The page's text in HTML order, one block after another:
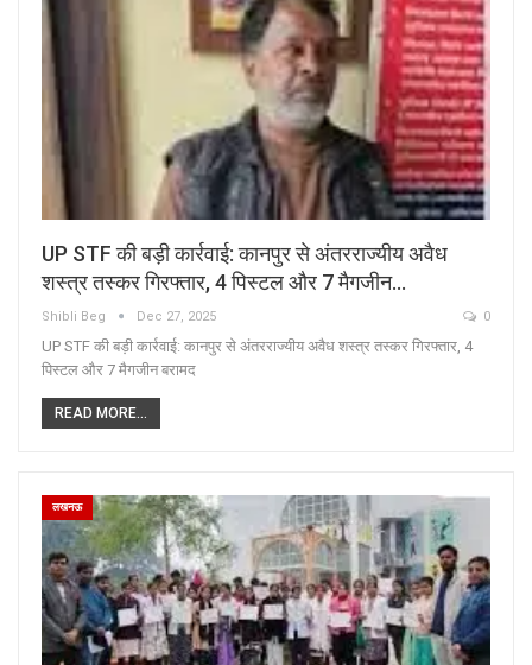
UP STF की बड़ी कार्रवाई: कानपुर से अंतरराज्यीय अवैध
शस्त्र तस्कर गिरफ्तार, 4 पिस्टल और 7 मैगजीन…
Shibli Beg Dec 27, 2025 0
UP STF की बड़ी कार्रवाई: कानपुर से अंतरराज्यीय अवैध शस्त्र तस्कर गिरफ्तार, 4
पिस्टल और 7 मैगजीन बरामद
READ MORE...
लखनऊ